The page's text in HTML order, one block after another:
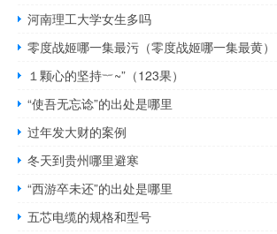
河南理工大学女生多吗
零度战姬哪一集最污（零度战姬哪一集最黄）
１颗心的坚持︸~”（123果）
“使吾无忘谂”的出处是哪里
过年发大财的案例
冬天到贵州哪里避寒
“西游卒未还”的出处是哪里
五芯电缆的规格和型号